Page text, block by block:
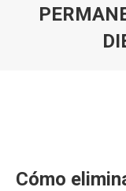
Cómo